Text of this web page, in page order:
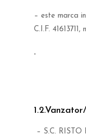
– este marca
C.I.F.
.
– S.C. RISTO